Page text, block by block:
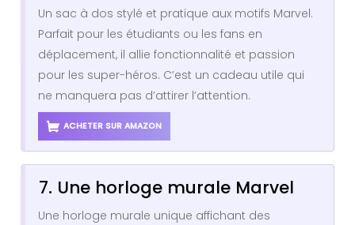
Un sac à dos stylé et pratique aux motifs Marvel.
Parfait pour les étudiants ou les fans en
déplacement, il allie fonctionnalité et passion
pour les super-héros. C’est un cadeau utile qui
ne manquera pas d’attirer l’attention.
ACHETER SUR AMAZON
7. Une horloge murale Marvel
Une horloge murale unique affichant des